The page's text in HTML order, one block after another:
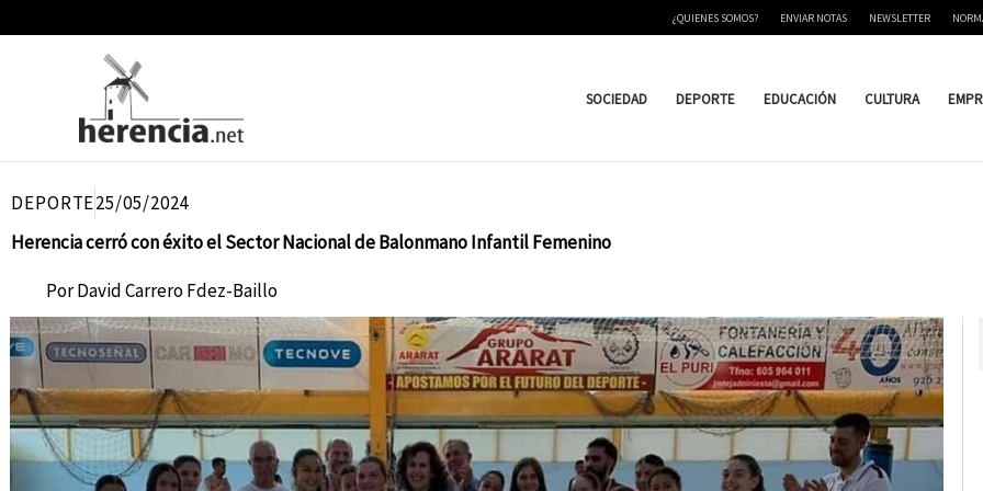
¿QUIENES SOMOS? ENVIAR NOTAS NEWSLETTER
SOCIEDAD DEPORTE EDUCACIÓN CULTURA
DEPORTE25/05/2024
Herencia cerró con éxito el Sector Nacional de Balonmano Infantil Femenino
PorDavid Carrero Fdez-Baillo